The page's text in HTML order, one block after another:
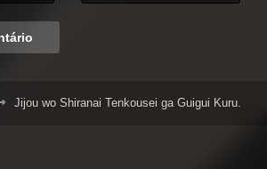
Jijou wo Shiranai Tenkousei ga Guigui Kuru.